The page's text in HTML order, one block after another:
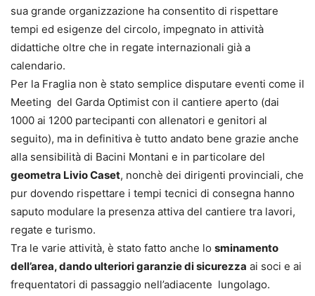
sua grande organizzazione ha consentito di rispettare
tempi ed esigenze del circolo, impegnato in attività
didattiche oltre che in regate internazionali già a
calendario.
Per la Fraglia non è stato semplice disputare eventi come il
Meeting del Garda Optimist con il cantiere aperto (dai
1000 ai 1200 partecipanti con allenatori e genitori al
seguito), ma in definitiva è tutto andato bene grazie anche
alla sensibilità di Bacini Montani e in particolare del
geometra Livio Caset, nonchè dei dirigenti provinciali, che
pur dovendo rispettare i tempi tecnici di consegna hanno
saputo modulare la presenza attiva del cantiere tra lavori,
regate e turismo.
Tra le varie attività, è stato fatto anche lo sminamento
dell’area, dando ulteriori garanzie di sicurezza ai soci e ai
frequentatori di passaggio nell’adiacente lungolago.